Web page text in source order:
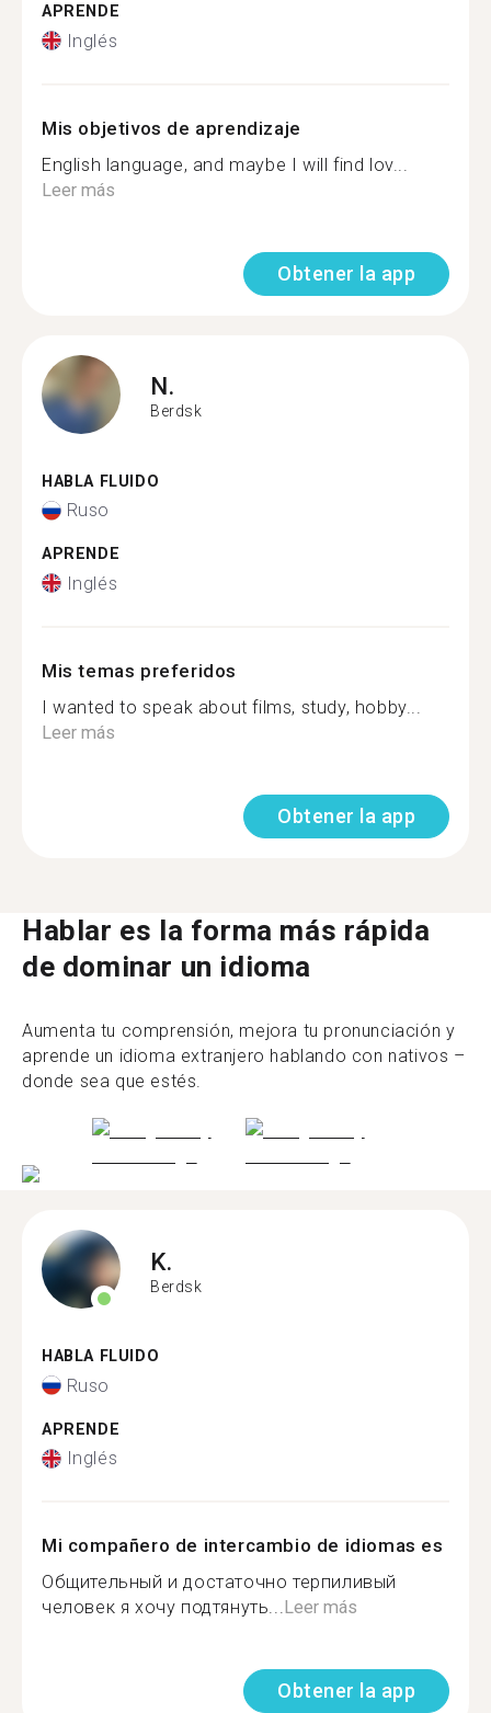
APRENDE
Inglés
Mis objetivos de aprendizaje
English language, and maybe I will find lov...
Leer más
Obtener la app
N.
Berdsk
HABLA FLUIDO
Ruso
APRENDE
Inglés
Mis temas preferidos
I wanted to speak about films, study, hobby...
Leer más
Obtener la app
Hablar es la forma más rápida
de dominar un idioma
Aumenta tu comprensión, mejora tu pronunciación y
aprende un idioma extranjero hablando con nativos –
donde sea que estés.
K.
Berdsk
HABLA FLUIDO
Ruso
APRENDE
Inglés
Mi compañero de intercambio de idiomas es
Общительный и достаточно терпиливый
человек я хочу подтянуть...Leer más
Obtener la app